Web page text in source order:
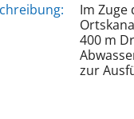
Im Zuge
400 m
zur